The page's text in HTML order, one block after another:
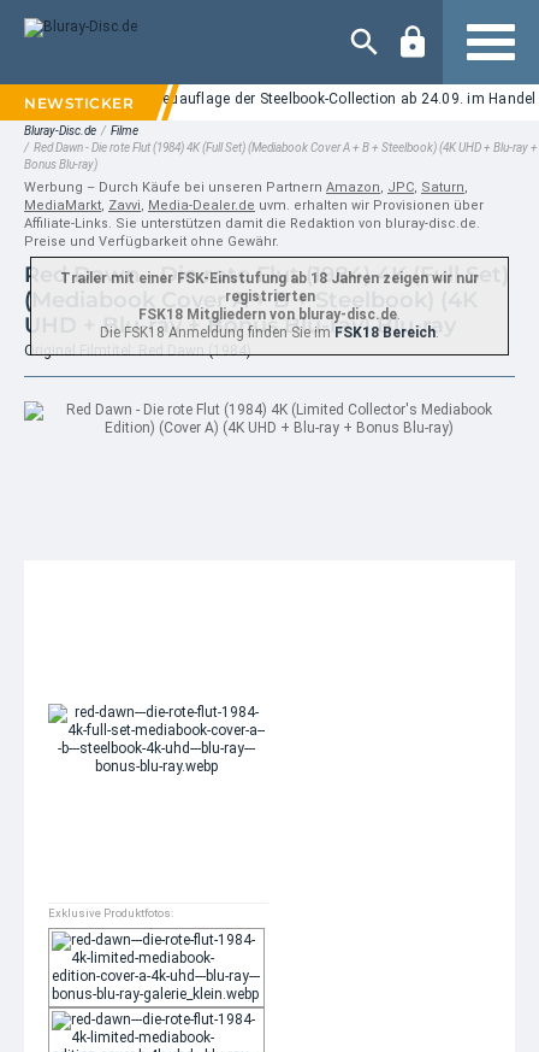
Navigation
auf UHD Blu-ray: Neuauflage der Steelbook-Collection ab 24.09. im Handel
Bluray-Disc.de / Filme
/ Red Dawn - Die rote Flut (1984) 4K (Full Set) (Mediabook Cover A + B + Steelbook) (4K UHD + Blu-ray +
Bonus Blu-ray)
Werbung – Durch Käufe bei unseren Partnern Amazon, JPC, Saturn,
MediaMarkt, Zavvi, Media-Dealer.de uvm. erhalten wir Provisionen über
Affiliate-Links. Sie unterstützen damit die Redaktion von bluray-disc.de.
Preise und Verfügbarkeit ohne Gewähr.
Red Dawn - Die rote Flut (1984) 4K (Full Set)
(Mediabook Cover A + B + Steelbook) (4K
UHD + Blu-ray + Bonus Blu-ray) Blu-ray
Original Filmtitel: Red Dawn (1984)
Trailer mit einer FSK-Einstufung ab 18 Jahren zeigen wir nur
registrierten
FSK18 Mitgliedern von bluray-disc.de.
Die FSK18 Anmeldung finden Sie im FSK18 Bereich.
Exklusive Produktfotos: